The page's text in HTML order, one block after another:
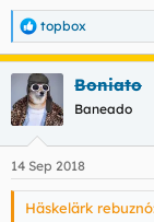
R
e
c
i
e
s
topbox
Boniato
Baneado
14 Sep 2018
Häskelärk